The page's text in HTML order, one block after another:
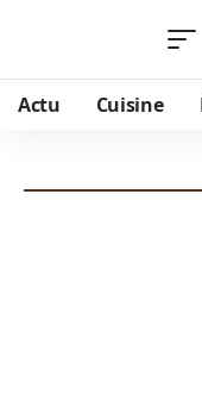
Actu Cuisine